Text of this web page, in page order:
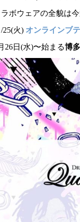
ボウェアの全貌は今
25(火) オンラインブ
26日(水)〜始まる博